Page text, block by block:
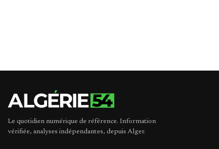
Le quotidien numérique de référence. Information
vérifiée, analyses indépendantes, depuis Alger.